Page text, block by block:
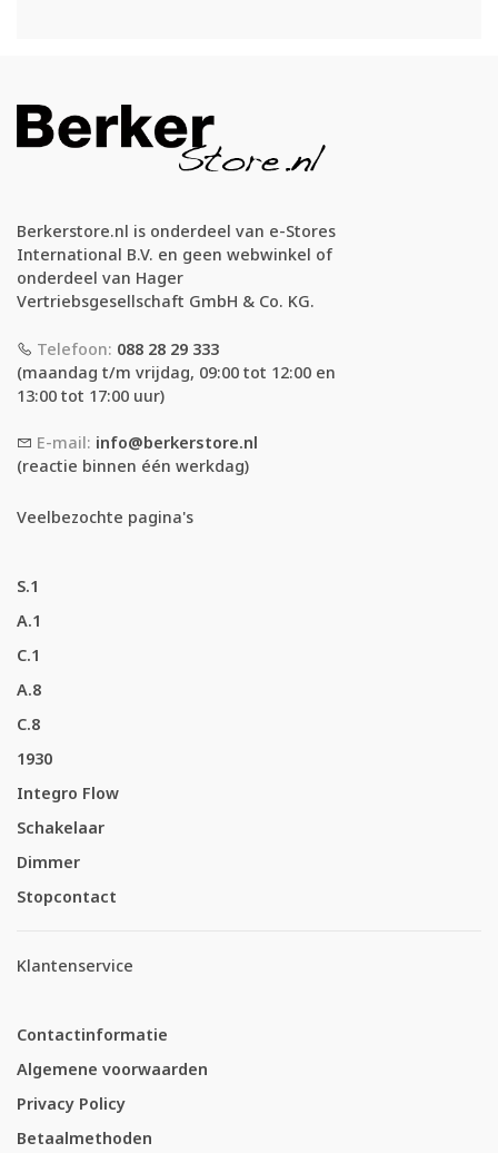
Berkerstore.nl is onderdeel van e-Stores
International B.V. en geen webwinkel of
onderdeel van Hager
Vertriebsgesellschaft GmbH & Co. KG.
Telefoon: 088 28 29 333
(maandag t/m vrijdag, 09:00 tot 12:00 en
13:00 tot 17:00 uur)
E-mail: info@berkerstore.nl
(reactie binnen één werkdag)
Veelbezochte pagina's
S.1
A.1
C.1
A.8
C.8
1930
Integro Flow
Schakelaar
Dimmer
Stopcontact
Klantenservice
Contactinformatie
Algemene voorwaarden
Privacy Policy
Betaalmethoden